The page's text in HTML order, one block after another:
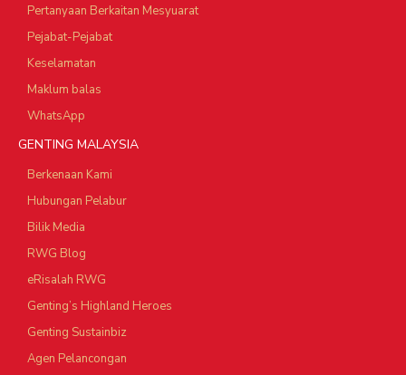
Pertanyaan Berkaitan Mesyuarat
Pejabat-Pejabat
Keselamatan
Maklum balas
WhatsApp
GENTING MALAYSIA
Berkenaan Kami
Hubungan Pelabur
Bilik Media
RWG Blog
eRisalah RWG
Genting’s Highland Heroes
Genting Sustainbiz
Agen Pelancongan